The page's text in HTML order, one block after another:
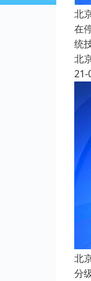
北
在
统
北
21-
北
分